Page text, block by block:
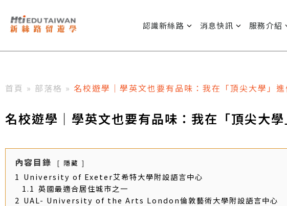
認識新絲路 消息快訊 服務介紹
首頁 » 部落格 » 名校遊學｜學英文也要有品味：我在「頂尖大學」進
名校遊學｜學英文也要有品味：我在「頂尖大學
內容目錄 隱藏
1 University of Exeter艾希特大學附設語言中心
1.1 英國最適合居住城市之一
2 UAL- University of the Arts London倫敦藝術大學附設語言中心